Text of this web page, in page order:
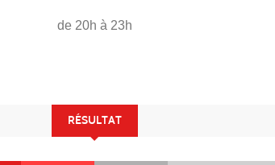
de 20h à 23h
RÉSULTAT